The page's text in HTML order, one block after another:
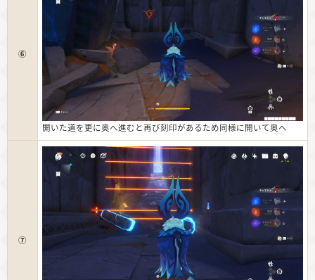
⑥
開いた道を更に奥へ進むと再び刻印があるため同様に開いて奥へ
⑦